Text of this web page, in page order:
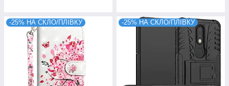
-25% НА СКЛО/ПЛІВКУ -25% НА СКЛО/ПЛІВКУ